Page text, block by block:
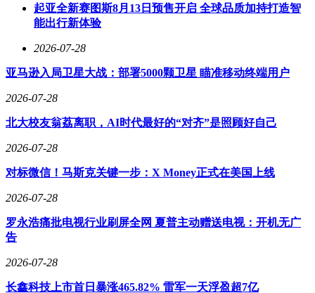
在个人和小企业市场，百度的“秒哒”平台降低了AI应用开发门
槛。温州8岁小学生用其开发“拼伞出校”工具，孙昱团队7天搭
单。目前，该平台已服务超1000万用户，生成100万个商用应
用，展现了AI在激活市场“毛细血管”中的潜力。
前沿领域，百度在具身智能和AI硬件市场持续发力。其服务
迁移至机器人场景，使训练周期从周级缩短至天级。同时，百
持，构建了覆盖硬件、模型到应用的完整生态。
百度的技术优势源于全栈布局。其“芯云模体”四层架构通过软
硬件协同优化，实现了低边际成本与高稳定性的平衡。例如，
效率提升50%；文心5.1预训练成本仅为行业平均的6%，
而“Harness Engineering”技术使办公场景任务成功率达95%，
钱”转向“赚钱”。
起亚全新赛图斯8月13日预售开启 全球品质加持打造智
能出行新体验
2026-07-28
亚马逊入局卫星大战：部署5000颗卫星 瞄准移动终端用户
2026-07-28
北大校友翁荔离职，AI时代最好的“对齐”是照顾好自己
2026-07-28
对标微信！马斯克关键一步：X Money正式在美国上线
2026-07-28
罗永浩痛批电视行业刷屏全网 夏普主动赠送电视：开机无广
告
2026-07-28
长鑫科技上市首日暴涨465.82% 雷军一天浮盈超7亿